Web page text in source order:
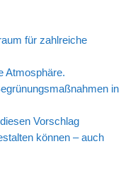
für zahlreiche
Atmosphäre.
in
Vorschlag
können – auch